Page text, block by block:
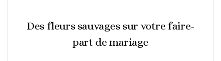
Des fleurs sauvages sur votre faire-
part de mariage